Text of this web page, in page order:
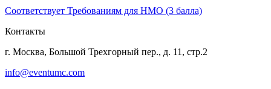
Соответствует Требованиям для НМО (3 балла)
Контакты
г. Москва, Большой Трехгорный пер., д. 11, стр.2
info@eventumc.com